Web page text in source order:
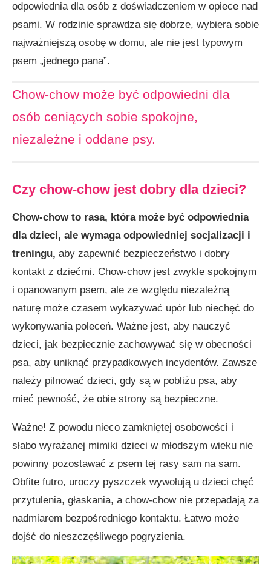
odpowiednia dla osób z doświadczeniem w opiece nad
psami. W rodzinie sprawdza się dobrze, wybiera sobie
najważniejszą osobę w domu, ale nie jest typowym
psem „jednego pana”.
Chow-chow może być odpowiedni dla
osób ceniących sobie spokojne,
niezależne i oddane psy.
Czy chow-chow jest dobry dla dzieci?
Chow-chow to rasa, która może być odpowiednia
dla dzieci, ale wymaga odpowiedniej socjalizacji i
treningu, aby zapewnić bezpieczeństwo i dobry
kontakt z dziećmi. Chow-chow jest zwykle spokojnym
i opanowanym psem, ale ze względu niezależną
naturę może czasem wykazywać upór lub niechęć do
wykonywania poleceń. Ważne jest, aby nauczyć
dzieci, jak bezpiecznie zachowywać się w obecności
psa, aby uniknąć przypadkowych incydentów. Zawsze
należy pilnować dzieci, gdy są w pobliżu psa, aby
mieć pewność, że obie strony są bezpieczne.
Ważne! Z powodu nieco zamkniętej osobowości i
słabo wyrażanej mimiki dzieci w młodszym wieku nie
powinny pozostawać z psem tej rasy sam na sam.
Obfite futro, uroczy pyszczek wywołują u dzieci chęć
przytulenia, głaskania, a chow-chow nie przepadają za
nadmiarem bezpośredniego kontaktu. Łatwo może
dojść do nieszczęśliwego pogryzienia.